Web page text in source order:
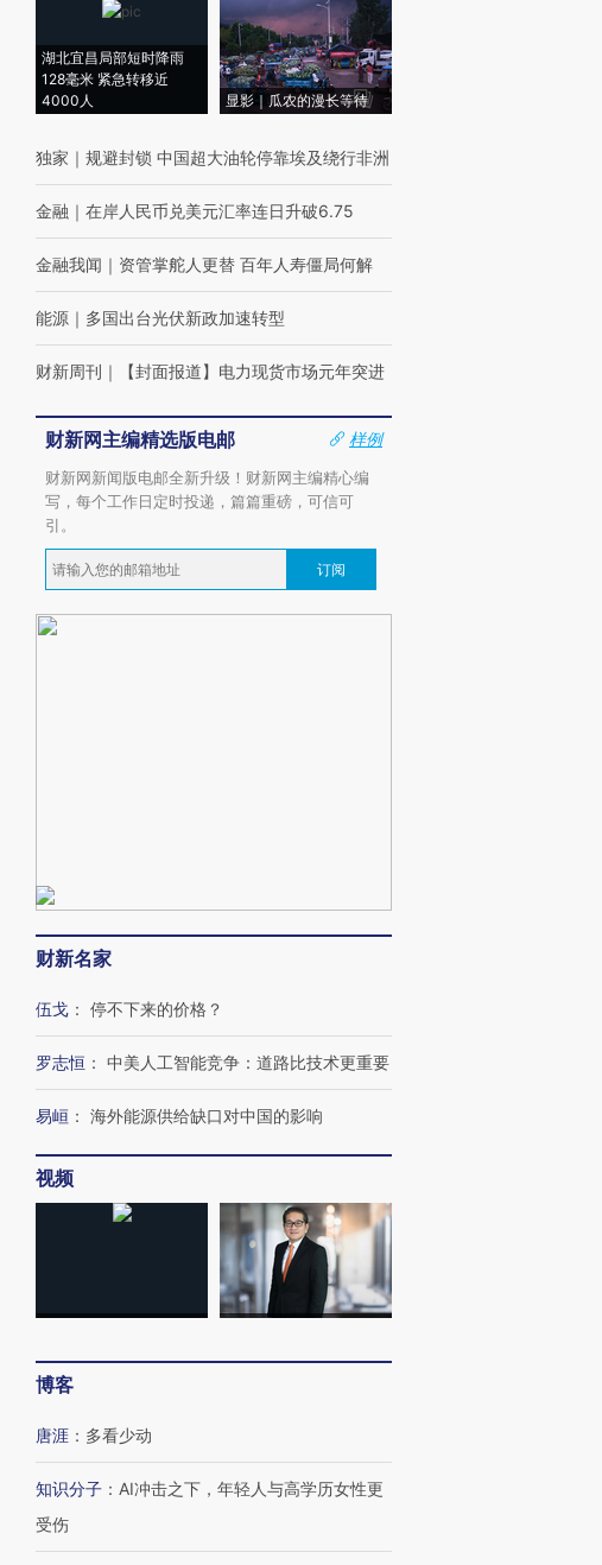
湖北宜昌局部短时降雨
128毫米 紧急转移近
4000人
显影｜瓜农的漫长等待
独家 ｜ 规避封锁 中国超大油轮停靠埃及绕行非洲
金融 ｜ 在岸人民币兑美元汇率连日升破6.75
金融我闻 ｜ 资管掌舵人更替 百年人寿僵局何解
能源 ｜ 多国出台光伏新政加速转型
财新周刊 ｜ 【封面报道】电力现货市场元年突进
财新网主编精选版电邮
样例
财新网新闻版电邮全新升级！财新网主编精心编
写，每个工作日定时投递，篇篇重磅，可信可
引。
订阅
财新名家
伍戈 ： 停不下来的价格？
罗志恒 ： 中美人工智能竞争：道路比技术更重要
易峘 ： 海外能源供给缺口对中国的影响
视频
博客
唐涯 ： 多看少动
知识分子 ： AI冲击之下，年轻人与高学历女性更
受伤